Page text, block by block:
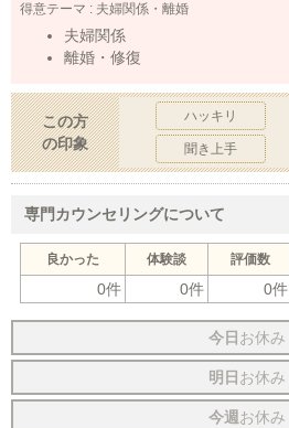
得意テーマ : 夫婦関係・離婚
夫婦関係
離婚・修復
この方
の印象
ハッキリ
聞き上手
専門カウンセリングについて
良かった 体験談 評価数
0件 0件 0件
今日 お休み
明日 お休み
今週 お休み